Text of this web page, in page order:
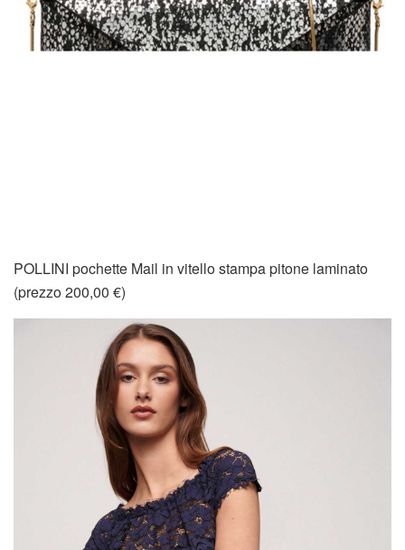
POLLINI pochette Mail in vitello stampa pitone laminato
(prezzo 200,00 €)